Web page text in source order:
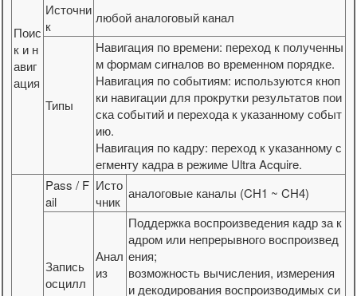
Поис
к и н
авиг
ация
Источни
к
любой аналоговый канал
Типы
Навигация по времени: переход к полученны
м формам сигналов во временном порядке.
Навигация по событиям: используются кноп
ки навигации для прокрутки результатов пои
ска событий и перехода к указанному событ
ию.
Навигация по кадру: переход к указанному с
егменту кадра в режиме Ultra Acquire.
Pass / F
ail
Исто
чник
аналоговые каналы (CH1 ~ CH4)
Запись
осцилл
Анал
из
Поддержка воспроизведения кадр за к
адром или непрерывного воспроизвед
ения;
возможность вычисления, измерения
и декодирования воспроизводимых си